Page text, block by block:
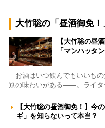
大竹聡の「昼酒御免！
【大竹聡の昼
「マンハッタ
お酒はいつ飲んでもいいも
別の味わいがある――。ライタ
【大竹聡の昼酒御免！】今
ギ」を知らないって本当